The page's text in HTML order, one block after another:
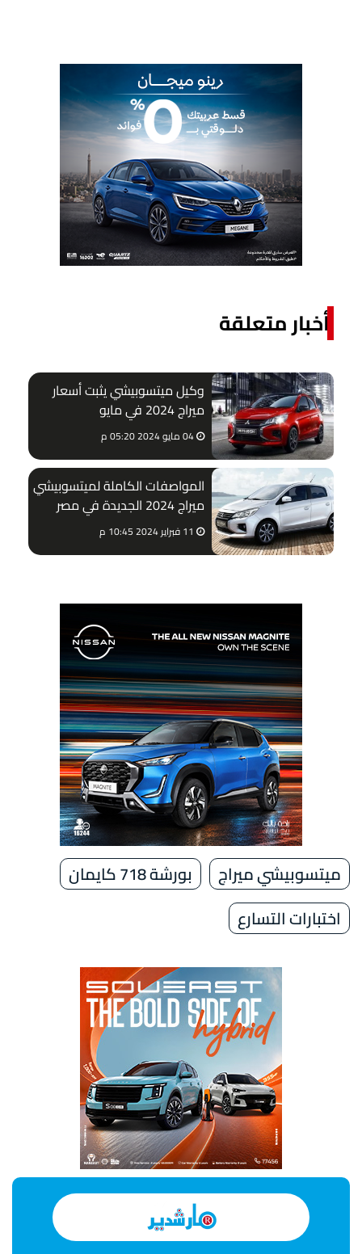
أخبار متعلقة
وكيل ميتسوبيشي يثبت أسعار
ميراج 2024 في مايو
04 مايو 2024 05:20 م
المواصفات الكاملة لميتسوبيشي
ميراج 2024 الجديدة في مصر
11 فبراير 2024 10:45 م
ميتسوبيشي ميراج
بورشة 718 كايمان
اختبارات التسارع